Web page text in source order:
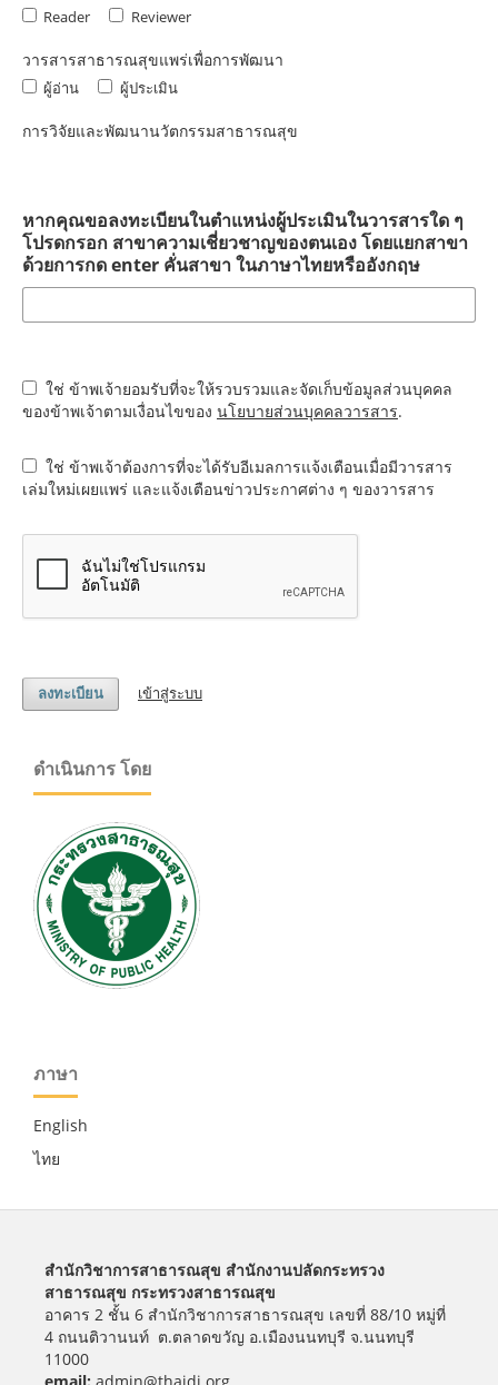
Reader Reviewer
วารสารสาธารณสุขแพร่เพื่อการพัฒนา
ผู้อ่าน ผู้ประเมิน
การวิจัยและพัฒนานวัตกรรมสาธารณสุข
หากคุณขอลงทะเบียนในตำแหน่งผู้ประเมินในวารสารใด ๆ
โปรดกรอก สาขาความเชี่ยวชาญของตนเอง โดยแยกสาขา
ด้วยการกด enter คั่นสาขา ในภาษาไทยหรืออังกฤษ
ใช่ ข้าพเจ้ายอมรับที่จะให้รวบรวมและจัดเก็บข้อมูลส่วนบุคคล
ของข้าพเจ้าตามเงื่อนไขของ นโยบายส่วนบุคคลวารสาร.
ใช่ ข้าพเจ้าต้องการที่จะได้รับอีเมลการแจ้งเตือนเมื่อมีวารสาร
เล่มใหม่เผยแพร่ และแจ้งเตือนข่าวประกาศต่าง ๆ ของวารสาร
ลงทะเบียน เข้าสู่ระบบ
ดำเนินการ โดย
ภาษา
English
ไทย
สำนักวิชาการสาธารณสุข สำนักงานปลัดกระทรวง
สาธารณสุข กระทรวงสาธารณสุข
อาคาร 2 ชั้น 6 สำนักวิชาการสาธารณสุข เลขที่ 88/10 หมู่ที่
4 ถนนติวานนท์ ต.ตลาดขวัญ อ.เมืองนนทบุรี จ.นนทบุรี
11000